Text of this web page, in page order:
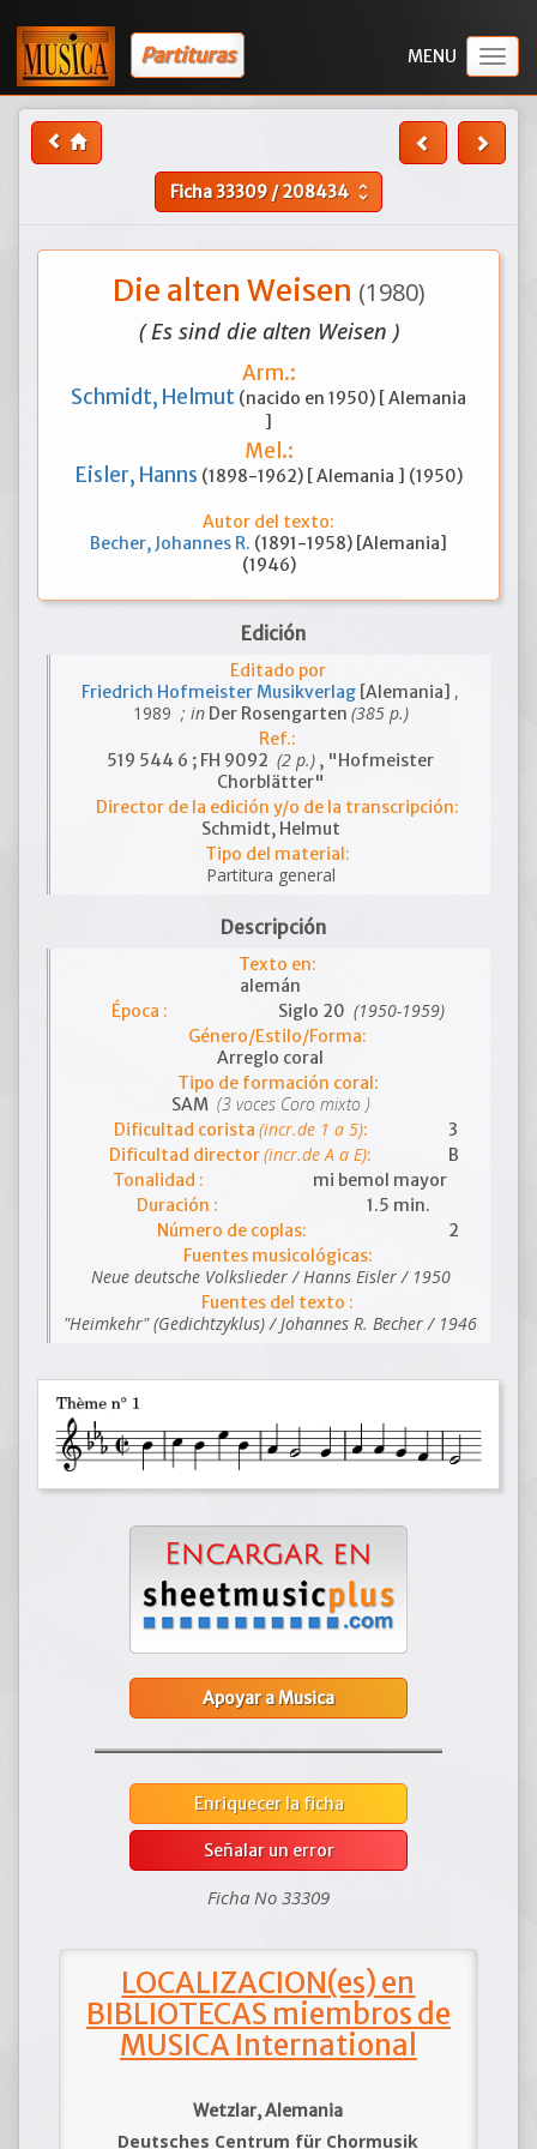
Partituras
Ficha33309/208434 unfold_more
Die alten Weisen (1980)
( Es sind die alten Weisen )
Arm.:
Schmidt, Helmut (nacido en 1950) [ Alemania
]
Mel.:
Eisler, Hanns (1898-1962) [ Alemania ] (1950)
Autor del texto:
Becher, Johannes R. (1891-1958) [Alemania]
(1946)
Edición
Editado por
Friedrich Hofmeister Musikverlag [Alemania] ,
1989 ; inDer Rosengarten (385 p.)
Ref.:
519 544 6 ; FH 9092 (2 p.) , "Hofmeister
Chorblätter"
Director de la edición y/o de la transcripción:
Schmidt, Helmut
Tipo del material:
Partitura general
Descripción
Texto en:
alemán
Época :
Siglo 20 (1950-1959)
Género/Estilo/Forma:
Arreglo coral
Tipo de formación coral:
SAM (3 voces Coro mixto )
Dificultad corista (incr.de 1 a 5):
3
Dificultad director(incr.de A a E):
B
Tonalidad :
mi bemol mayor
Duración :
1.5 min.
Número de coplas:
2
Fuentes musicológicas:
Neue deutsche Volkslieder / Hanns Eisler / 1950
Fuentes del texto :
"Heimkehr" (Gedichtzyklus) / Johannes R. Becher / 1946
Apoyar a Musica
Enriquecer la ficha
Señalar un error
Ficha No 33309
LOCALIZACION(es) en
BIBLIOTECAS miembros de
MUSICA International
Wetzlar, Alemania
Deutsches Centrum für Chormusik